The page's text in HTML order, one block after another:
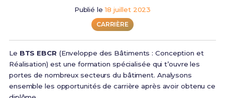
Publié le18 juillet 2023
CARRIÈRE
Le BTS EBCR (Enveloppe des Bâtiments : Conception et
Réalisation) est une formation spécialisée qui t’ouvre les
portes de nombreux secteurs du bâtiment. Analysons
ensemble les opportunités de carrière après avoir obtenu ce